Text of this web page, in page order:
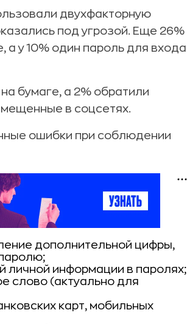
двухфакторную
под угрозой. Еще 26%
у 10% один пароль для входа
бумаге, а 2% обратили
в соцсетях.
ошибки при соблюдении
дополнительной цифры,
личной информации в паролях;
слово (актуально для
карт, мобильных